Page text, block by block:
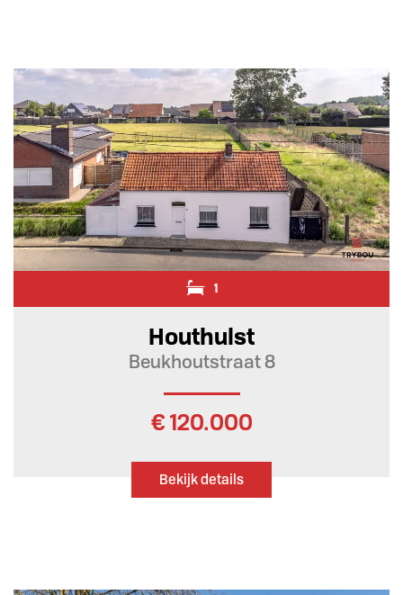
1
Houthulst
Beukhoutstraat 8
€ 120.000
Bekijk details